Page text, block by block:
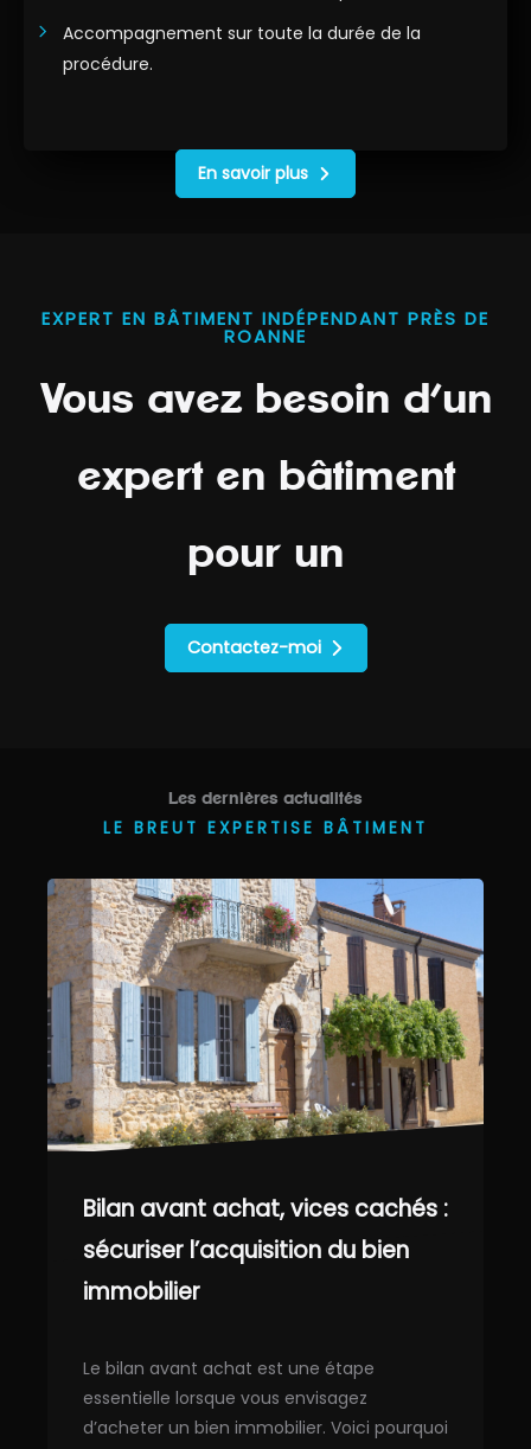
Accompagnement sur toute la durée de la
procédure.
En savoir plus
EXPERT EN BÂTIMENT INDÉPENDANT PRÈS DE
ROANNE
Vous avez besoin d’un
expert en bâtiment
pourun bila
Contactez-moi
Les dernières actualités
LE BREUT EXPERTISE BÂTIMENT
Bilan avant achat, vices cachés :
sécuriser l’acquisition du bien
immobilier
Le bilan avant achat est une étape
essentielle lorsque vous envisagez
d’acheter un bien immobilier. Voici pourquoi